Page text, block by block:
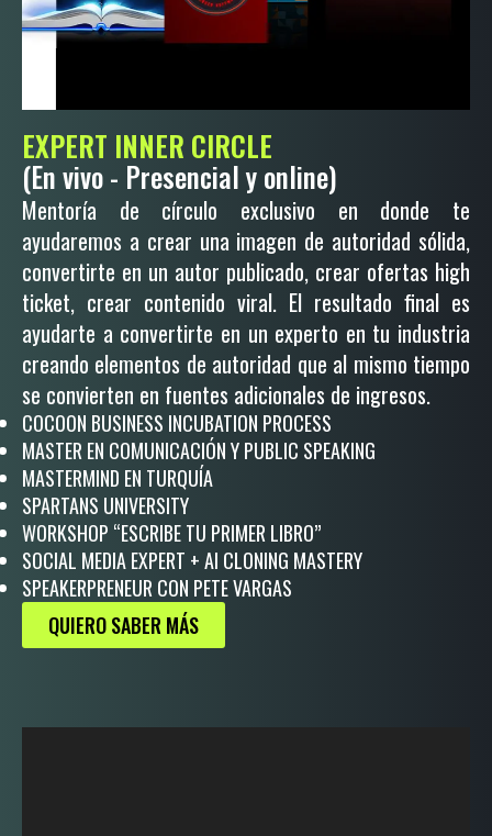
EXPERT INNER CIRCLE
(En vivo - Presencial y online)
Mentoría de círculo exclusivo en donde te
ayudaremos a crear una imagen de autoridad sólida,
convertirte en un autor publicado, crear ofertas high
ticket, crear contenido viral. El resultado final es
ayudarte a convertirte en un experto en tu industria
creando elementos de autoridad que al mismo tiempo
se convierten en fuentes adicionales de ingresos.
COCOON BUSINESS INCUBATION PROCESS
MASTER EN COMUNICACIÓN Y PUBLIC SPEAKING
MASTERMIND EN TURQUÍA
SPARTANS UNIVERSITY
WORKSHOP “ESCRIBE TU PRIMER LIBRO”
SOCIAL MEDIA EXPERT + AI CLONING MASTERY
SPEAKERPRENEUR CON PETE VARGAS
QUIERO SABER MÁS